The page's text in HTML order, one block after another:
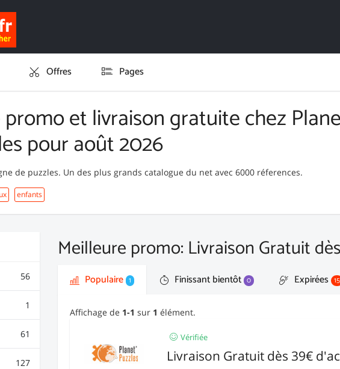
Offres Pages
promo et livraison gratuite chez
pour août 2026
de puzzles. Un des plus grands catalogue du net avec 6000 réferences.
enfants
56
1
61
127
Meilleure promo: Livraison Gratuit
Populaire 1 Finissant bientôt 0 Expirées 15
Affichage de 1-1 sur 1 élément.
Vérifiée
Livraison Gratuit dès 39€